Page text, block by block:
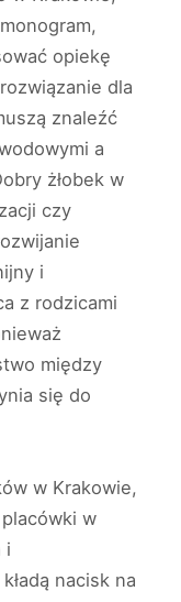
opiekę
dla
znaleźć
a
żłobek w
czy
i
z rodzicami
między
się do
w Krakowie,
w
i
nacisk na